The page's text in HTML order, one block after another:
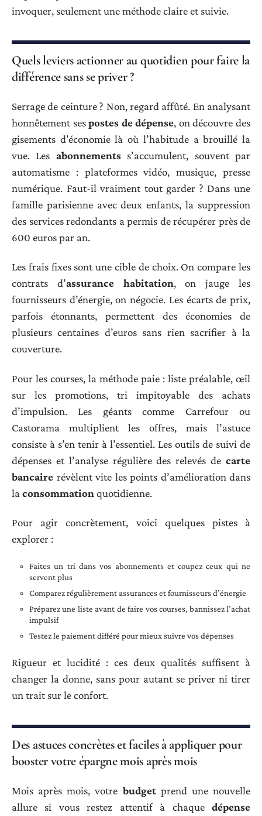
invoquer, seulement une méthode claire et suivie.
Quels leviers actionner au quotidien pour faire la
différence sans se priver ?
Serrage de ceinture ? Non, regard affûté. En analysant
honnêtement sespostes de dépense, on découvre des
gisements d’économie là où l’habitude a brouillé la
vue. Les abonnementss’accumulent, souvent par
automatisme : plateformes vidéo, musique, presse
numérique. Faut-il vraiment tout garder ? Dans une
famille parisienne avec deux enfants, la suppression
des services redondants a permis de récupérer près de
600 euros par an.
Les frais fixes sont une cible de choix. On compare les
contrats d’assurance habitation, on jauge les
fournisseurs d’énergie, on négocie. Les écarts de prix,
parfois étonnants, permettent des économies de
plusieurs centaines d’euros sans rien sacrifier à la
couverture.
Pour les courses, la méthode paie : liste préalable, œil
sur les promotions, tri impitoyable des achats
d’impulsion. Les géants comme Carrefour ou
Castorama multiplient les offres, mais l’astuce
consiste à s’en tenir à l’essentiel. Les outils de suivi de
dépenses et l’analyse régulière des relevés de carte
bancaire révèlent vite les points d’amélioration dans
la consommation quotidienne.
Pour agir concrètement, voici quelques pistes à
explorer :
Faites un tri dans vos abonnements et coupez ceux qui ne
servent plus
Comparez régulièrement assurances et fournisseurs d’énergie
Préparez une liste avant de faire vos courses, bannissez l’achat
impulsif
Testez le paiement différé pour mieux suivre vos dépenses
Rigueur et lucidité : ces deux qualités suffisent à
changer la donne, sans pour autant se priver ni tirer
un trait sur le confort.
Des astuces concrètes et faciles à appliquer pour
booster votre épargne mois après mois
Mois après mois, votre budgetprend une nouvelle
allure si vous restez attentif à chaque dépense